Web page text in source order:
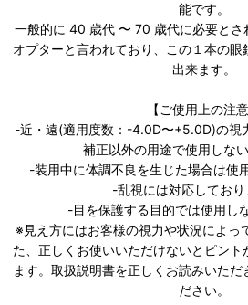
能です。
一般的に 40 歳代 〜 70 歳代に必要と
オプターと言われており、この１本の
出来ます。
【ご使用上の注意
-近・遠(適用度数：-4.0D〜+5.0D)の視
補正以外の用途で使用しない
-装用中に体調不良を生じた場合は使
-乱視には対応しており
-目を保護する目的では使用し
※見え方にはお客様の視力や状況によっ
た、正しくお使いいただけないとピン
ます。取扱説明書を正しくお読みいただ
ださい。